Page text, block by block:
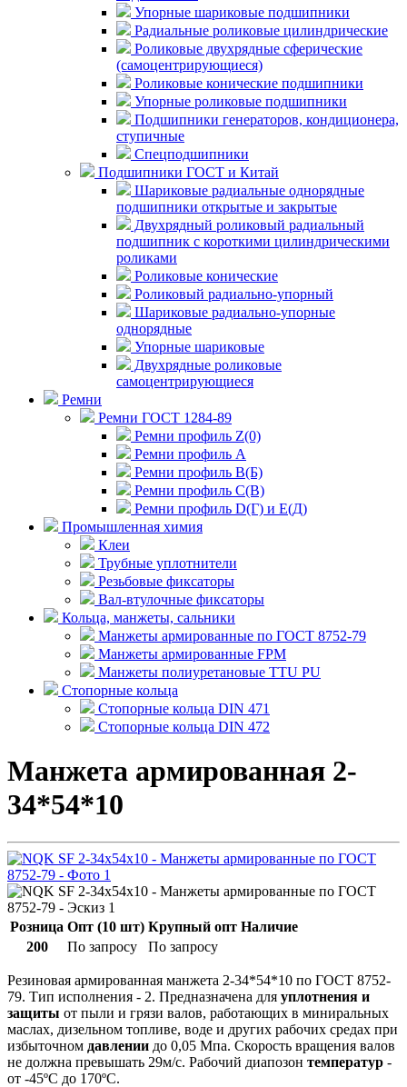
Упорные шариковые подшипники
Радиальные роликовые цилиндрические
Роликовые двухрядные сферические
(самоцентрирующиеся)
Роликовые конические подшипники
Упорные роликовые подшипники
Подшипники генераторов, кондиционера,
ступичные
Спецподшипники
Подшипники ГОСТ и Китай
Шариковые радиальные однорядные
подшипники открытые и закрытые
Двухрядный роликовый радиальный
подшипник с короткими цилиндрическими
роликами
Роликовые конические
Роликовый радиально-упорный
Шариковые радиально-упорные
однорядные
Упорные шариковые
Двухрядные роликовые
самоцентрирующиеся
Ремни
Ремни ГОСТ 1284-89
Ремни профиль Z(0)
Ремни профиль А
Ремни профиль В(Б)
Ремни профиль С(В)
Ремни профиль D(Г) и E(Д)
Промышленная химия
Клеи
Трубные уплотнители
Резьбовые фиксаторы
Вал-втулочные фиксаторы
Кольца, манжеты, сальники
Манжеты армированные по ГОСТ 8752-79
Манжеты армированные FPM
Манжеты полиуретановые TTU PU
Стопорные кольца
Стопорные кольца DIN 471
Стопорные кольца DIN 472
Манжета армированная 2-
34*54*10
Розница Опт (10 шт) Крупный опт Наличие
200
По запросу По запросу
Резиновая армированная манжета 2-34*54*10 по ГОСТ 8752-
79. Тип исполнения - 2. Предназначена для уплотнения и
защиты от пыли и грязи валов, работающих в миниральных
маслах, дизельном топливе, воде и других рабочих средах при
избыточном давлении до 0,05 Мпа. Скорость вращения валов
не должна превышать 29м/с. Рабочий диапозон температур -
от -45ºС до 170ºС.